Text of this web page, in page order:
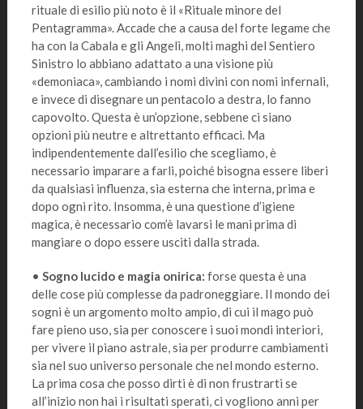
rituale di esilio più noto è il «Rituale minore del
Pentagramma». Accade che a causa del forte legame che
ha con la Cabala e gli Angeli, molti maghi del Sentiero
Sinistro lo abbiano adattato a una visione più
«demoniaca», cambiando i nomi divini con nomi infernali,
e invece di disegnare un pentacolo a destra, lo fanno
capovolto. Questa è un’opzione, sebbene ci siano
opzioni più neutre e altrettanto efficaci. Ma
indipendentemente dall’esilio che scegliamo, è
necessario imparare a farli, poiché bisogna essere liberi
da qualsiasi influenza, sia esterna che interna, prima e
dopo ogni rito. Insomma, è una questione d’igiene
magica, è necessario com’è lavarsi le mani prima di
mangiare o dopo essere usciti dalla strada.
• Sogno lucido e magia onirica: forse questa è una
delle cose più complesse da padroneggiare. Il mondo dei
sogni è un argomento molto ampio, di cui il mago può
fare pieno uso, sia per conoscere i suoi mondi interiori,
per vivere il piano astrale, sia per produrre cambiamenti
sia nel suo universo personale che nel mondo esterno.
La prima cosa che posso dirti è di non frustrarti se
all’inizio non hai i risultati sperati, ci vogliono anni per